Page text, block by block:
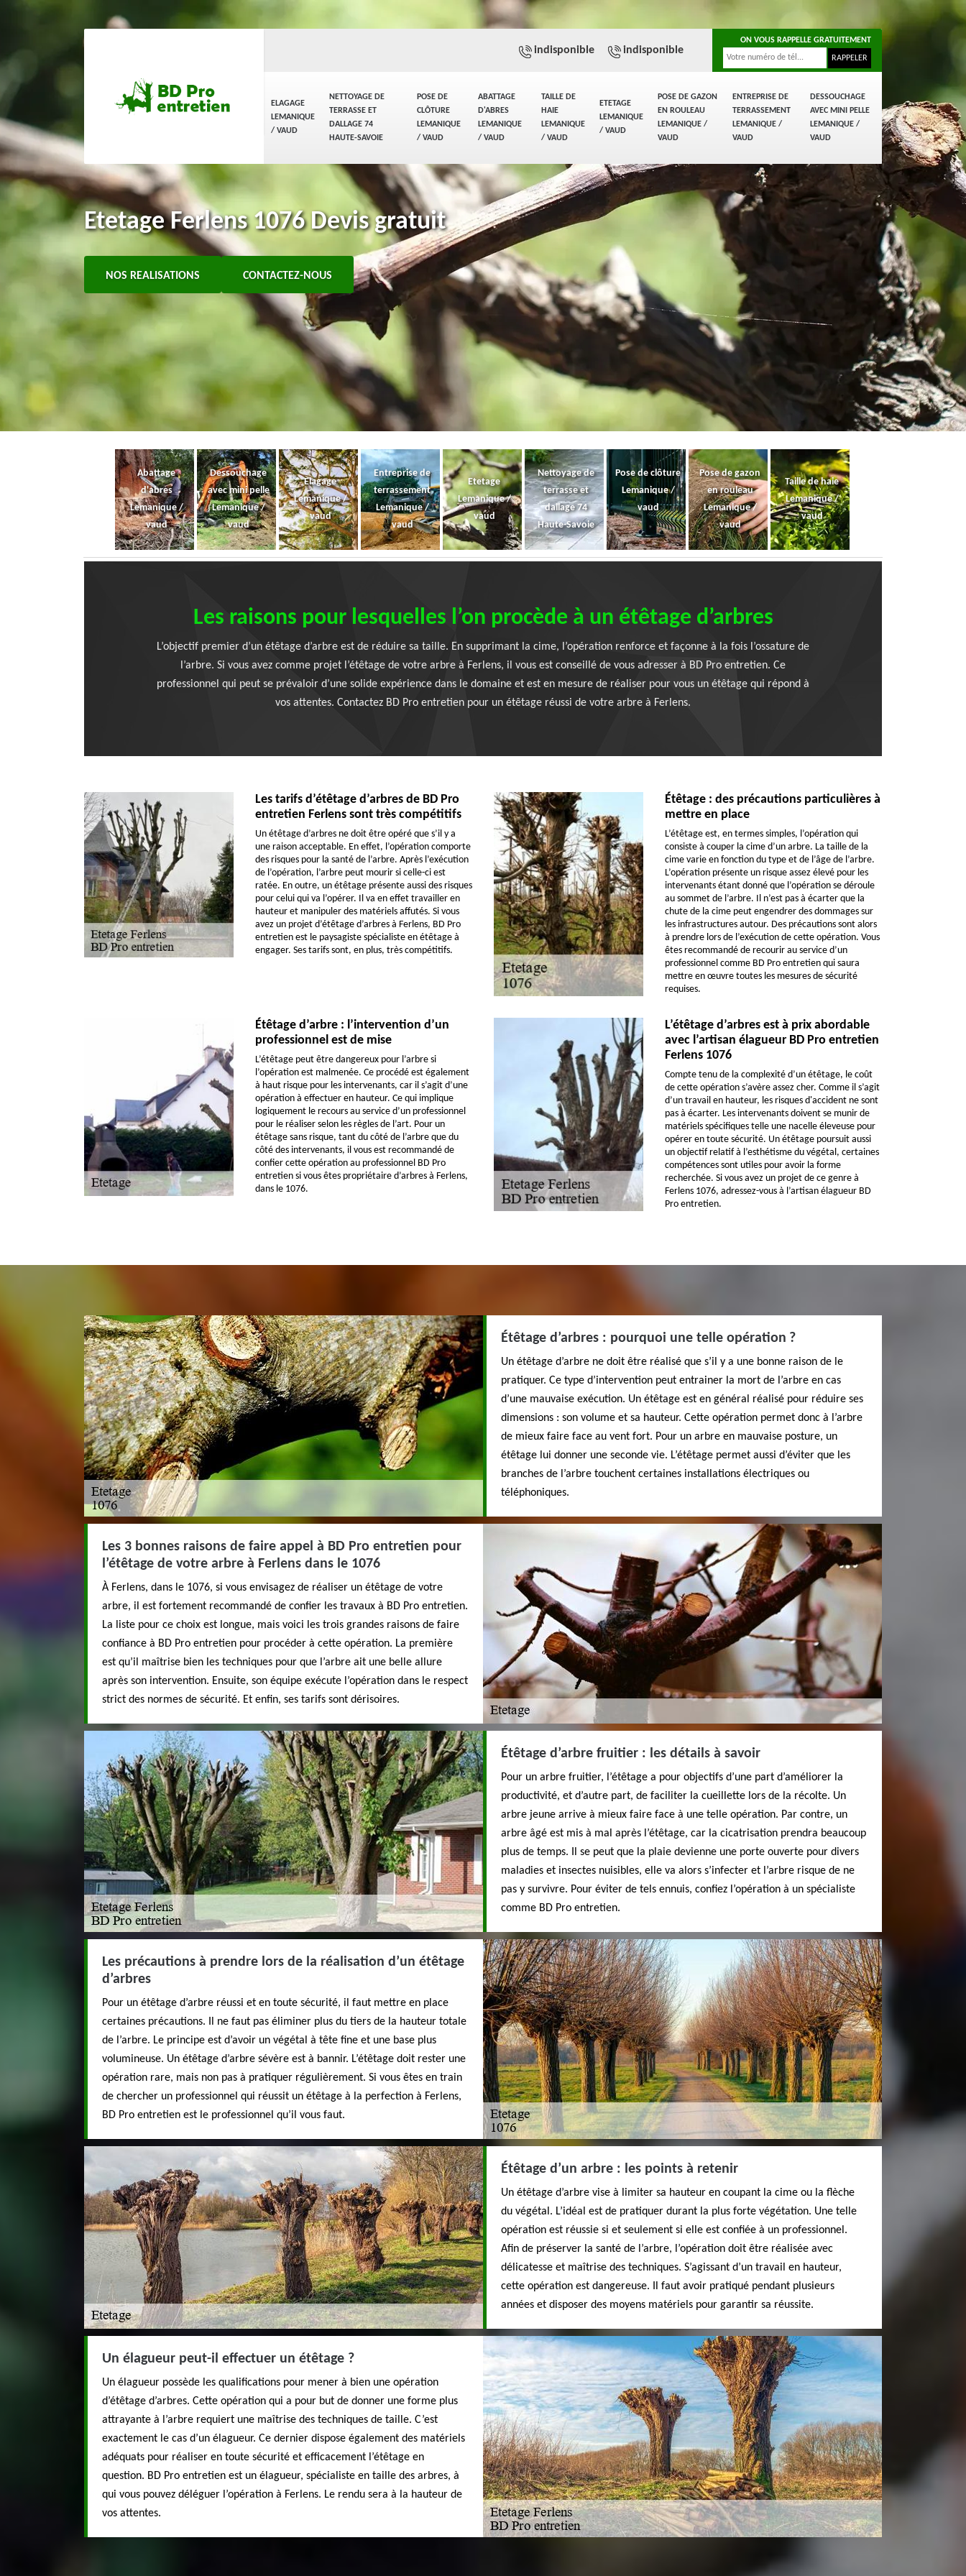
ELAGAGE
LEMANIQUE
/ VAUD
NETTOYAGE DE
TERRASSE ET
DALLAGE 74
HAUTE-SAVOIE
POSE DE
CLÔTURE
LEMANIQUE
/ VAUD
ABATTAGE
D'ABRES
LEMANIQUE
/ VAUD
TAILLE DE
HAIE
LEMANIQUE
/ VAUD
ETETAGE
LEMANIQUE
/ VAUD
POSE DE GAZON
EN ROULEAU
LEMANIQUE /
VAUD
ENTREPRISE DE
TERRASSEMENT
LEMANIQUE /
VAUD
DESSOUCHAGE
AVEC MINI PELLE
LEMANIQUE /
VAUD
indisponible indisponible
ON VOUS RAPPELLE GRATUITEMENT
Etetage Ferlens 1076 Devis gratuit
NOS REALISATIONS CONTACTEZ-NOUS
Abattage
d'abres
Lemanique /
vaud
Dessouchage
avec mini pelle
Lemanique /
vaud
Elagage
Lemanique /
vaud
Entreprise de
terrassement
Lemanique /
vaud
Etetage
Lemanique /
vaud
Nettoyage de
terrasse et
dallage 74
Haute-Savoie
Pose de clôture
Lemanique /
vaud
Pose de gazon
en rouleau
Lemanique /
vaud
Taille de haie
Lemanique /
vaud
Les raisons pour lesquelles l’on procède à un étêtage d’arbres
L’objectif premier d’un étêtage d’arbre est de réduire sa taille. En supprimant la cime, l’opération renforce et façonne à la fois l’ossature de
l’arbre. Si vous avez comme projet l’étêtage de votre arbre à Ferlens, il vous est conseillé de vous adresser à BD Pro entretien. Ce
professionnel qui peut se prévaloir d’une solide expérience dans le domaine et est en mesure de réaliser pour vous un étêtage qui répond à
vos attentes. Contactez BD Pro entretien pour un étêtage réussi de votre arbre à Ferlens.
Les tarifs d’étêtage d’arbres de BD Pro
entretien Ferlens sont très compétitifs
Un étêtage d’arbres ne doit être opéré que s’il y a
une raison acceptable. En effet, l’opération comporte
des risques pour la santé de l’arbre. Après l’exécution
de l’opération, l’arbre peut mourir si celle-ci est
ratée. En outre, un étêtage présente aussi des risques
pour celui qui va l’opérer. Il va en effet travailler en
hauteur et manipuler des matériels affutés. Si vous
avez un projet d’étêtage d’arbres à Ferlens, BD Pro
entretien est le paysagiste spécialiste en étêtage à
engager. Ses tarifs sont, en plus, très compétitifs.
Étêtage : des précautions particulières à
mettre en place
L’étêtage est, en termes simples, l’opération qui
consiste à couper la cime d’un arbre. La taille de la
cime varie en fonction du type et de l’âge de l’arbre.
L’opération présente un risque assez élevé pour les
intervenants étant donné que l’opération se déroule
au sommet de l’arbre. Il n’est pas à écarter que la
chute de la cime peut engendrer des dommages sur
les infrastructures autour. Des précautions sont alors
à prendre lors de l’exécution de cette opération. Vous
êtes recommandé de recourir au service d’un
professionnel comme BD Pro entretien qui saura
mettre en œuvre toutes les mesures de sécurité
requises.
Étêtage d’arbre : l’intervention d’un
professionnel est de mise
L’étêtage peut être dangereux pour l’arbre si
l’opération est malmenée. Ce procédé est également
à haut risque pour les intervenants, car il s’agit d’une
opération à effectuer en hauteur. Ce qui implique
logiquement le recours au service d’un professionnel
pour le réaliser selon les règles de l’art. Pour un
étêtage sans risque, tant du côté de l’arbre que du
côté des intervenants, il vous est recommandé de
confier cette opération au professionnel BD Pro
entretien si vous êtes propriétaire d’arbres à Ferlens,
dans le 1076.
L’étêtage d’arbres est à prix abordable
avec l’artisan élagueur BD Pro entretien
Ferlens 1076
Compte tenu de la complexité d’un étêtage, le coût
de cette opération s’avère assez cher. Comme il s’agit
d’un travail en hauteur, les risques d'accident ne sont
pas à écarter. Les intervenants doivent se munir de
matériels spécifiques telle une nacelle éleveuse pour
opérer en toute sécurité. Un étêtage poursuit aussi
un objectif relatif à l’esthétisme du végétal, certaines
compétences sont utiles pour avoir la forme
recherchée. Si vous avez un projet de ce genre à
Ferlens 1076, adressez-vous à l’artisan élagueur BD
Pro entretien.
Étêtage d’arbres : pourquoi une telle opération ?
Un étêtage d’arbre ne doit être réalisé que s’il y a une bonne raison de le
pratiquer. Ce type d’intervention peut entrainer la mort de l’arbre en cas
d’une mauvaise exécution. Un étêtage est en général réalisé pour réduire ses
dimensions : son volume et sa hauteur. Cette opération permet donc à l’arbre
de mieux faire face au vent fort. Pour un arbre en mauvaise posture, un
étêtage lui donner une seconde vie. L’étêtage permet aussi d’éviter que les
branches de l’arbre touchent certaines installations électriques ou
téléphoniques.
Les 3 bonnes raisons de faire appel à BD Pro entretien pour
l’étêtage de votre arbre à Ferlens dans le 1076
À Ferlens, dans le 1076, si vous envisagez de réaliser un étêtage de votre
arbre, il est fortement recommandé de confier les travaux à BD Pro entretien.
La liste pour ce choix est longue, mais voici les trois grandes raisons de faire
confiance à BD Pro entretien pour procéder à cette opération. La première
est qu’il maîtrise bien les techniques pour que l’arbre ait une belle allure
après son intervention. Ensuite, son équipe exécute l’opération dans le respect
strict des normes de sécurité. Et enfin, ses tarifs sont dérisoires.
Étêtage d’arbre fruitier : les détails à savoir
Pour un arbre fruitier, l’étêtage a pour objectifs d’une part d’améliorer la
productivité, et d’autre part, de faciliter la cueillette lors de la récolte. Un
arbre jeune arrive à mieux faire face à une telle opération. Par contre, un
arbre âgé est mis à mal après l’étêtage, car la cicatrisation prendra beaucoup
plus de temps. Il se peut que la plaie devienne une porte ouverte pour divers
maladies et insectes nuisibles, elle va alors s’infecter et l’arbre risque de ne
pas y survivre. Pour éviter de tels ennuis, confiez l’opération à un spécialiste
comme BD Pro entretien.
Les précautions à prendre lors de la réalisation d’un étêtage
d’arbres
Pour un étêtage d’arbre réussi et en toute sécurité, il faut mettre en place
certaines précautions. Il ne faut pas éliminer plus du tiers de la hauteur totale
de l’arbre. Le principe est d’avoir un végétal à tête fine et une base plus
volumineuse. Un étêtage d’arbre sévère est à bannir. L’étêtage doit rester une
opération rare, mais non pas à pratiquer régulièrement. Si vous êtes en train
de chercher un professionnel qui réussit un étêtage à la perfection à Ferlens,
BD Pro entretien est le professionnel qu’il vous faut.
Étêtage d’un arbre : les points à retenir
Un étêtage d’arbre vise à limiter sa hauteur en coupant la cime ou la flèche
du végétal. L’idéal est de pratiquer durant la plus forte végétation. Une telle
opération est réussie si et seulement si elle est confiée à un professionnel.
Afin de préserver la santé de l’arbre, l’opération doit être réalisée avec
délicatesse et maîtrise des techniques. S’agissant d’un travail en hauteur,
cette opération est dangereuse. Il faut avoir pratiqué pendant plusieurs
années et disposer des moyens matériels pour garantir sa réussite.
Un élagueur peut-il effectuer un étêtage ?
Un élagueur possède les qualifications pour mener à bien une opération
d’étêtage d’arbres. Cette opération qui a pour but de donner une forme plus
attrayante à l’arbre requiert une maîtrise des techniques de taille. C’est
exactement le cas d’un élagueur. Ce dernier dispose également des matériels
adéquats pour réaliser en toute sécurité et efficacement l’étêtage en
question. BD Pro entretien est un élagueur, spécialiste en taille des arbres, à
qui vous pouvez déléguer l’opération à Ferlens. Le rendu sera à la hauteur de
vos attentes.